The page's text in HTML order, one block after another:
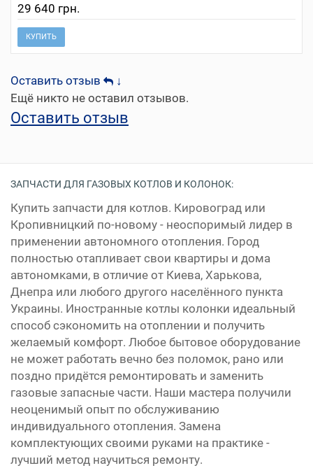
29 640 грн.
КУПИТЬ
Оставить отзыв
↓
Ещё никто не оставил отзывов.
Оставить отзыв
ЗАПЧАСТИ ДЛЯ ГАЗОВЫХ КОТЛОВ И КОЛОНОК:
Купить запчасти для котлов. Кировоград или
Кропивницкий по-новому - неоспоримый лидер в
применении автономного отопления. Город
полностью отапливает свои квартиры и дома
автономками, в отличие от Киева, Харькова,
Днепра или любого другого населённого пункта
Украины. Иностранные котлы колонки идеальный
способ сэкономить на отоплении и получить
желаемый комфорт. Любое бытовое оборудование
не может работать вечно без поломок, рано или
поздно придётся ремонтировать и заменить
газовые запасные части. Наши мастера получили
неоценимый опыт по обслуживанию
индивидуального отопления. Замена
комплектующих своими руками на практике -
лучший метод научиться ремонту.